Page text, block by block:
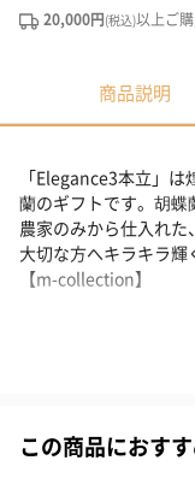
20,000円(税込)以上ご
商品説明
「Elegance3本立」
蘭のギフトです。胡
農家のみから仕入れた
大切な方へキラキラ
【m-collection】
他と差をつけたい
煌めくクリスタルを纏
この商品におす